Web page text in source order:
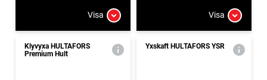
Visa Visa
Klyvyxa HULTAFORS
Premium Hult
Yxskaft HULTAFORS YSR